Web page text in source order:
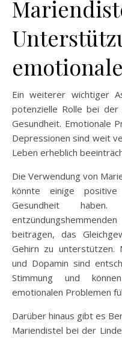
Ein weiterer wichtiger
potenzielle Rolle bei
Gesundheit. Emotionale
Depressionen sind weit
Leben erheblich
Die Verwendung von
könnte einige
Gesundheit
beitragen, das
Gehirn zu unterstützen.
und Dopamin sind
Stimmung und
emotionalen Problemen
Darüber hinaus gibt es
Mariendistel bei der